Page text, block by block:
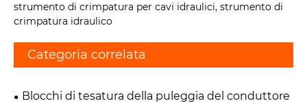
strumento di crimpatura per cavi idraulici, strumento di
crimpatura idraulico
Categoria correlata
Blocchi di tesatura della puleggia del conduttore